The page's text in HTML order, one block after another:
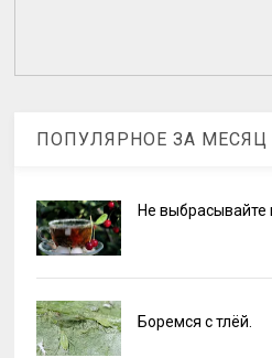
ПОПУЛЯРНОЕ ЗА МЕСЯЦ
Не выбрасывайте
Боремся с тлёй.